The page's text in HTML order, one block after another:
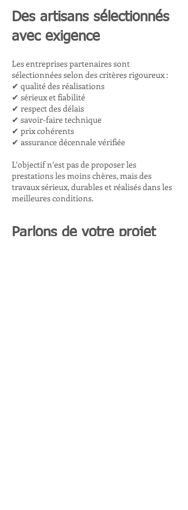
Des artisans sélectionnés
avec exigence
Les entreprises partenaires sont
sélectionnées selon des critères rigoureux :
✔ qualité des réalisations
✔ sérieux et fiabilité
✔ respect des délais
✔ savoir-faire technique
✔ prix cohérents
✔ assurance décennale vérifiée
L’objectif n’est pas de proposer les
prestations les moins chères, mais des
travaux sérieux, durables et réalisés dans les
meilleures conditions.
Parlons de votre projet